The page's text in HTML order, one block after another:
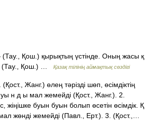
Қош.) қырықтың үстінде. Оның жасы қ
(Тау., Қош.) …
Қазақ тілінің аймақтық сөздігі
Жанг.) өлең тәрізді шөп, өсімдіктің
уы н д ы мал жемейді (Қост., Жанг.). 2.
жіңішке буын буын болып өсетін өсімдік. Қ
жөнді жемейді (Павл., Ерт.). 3. (Қост.,…